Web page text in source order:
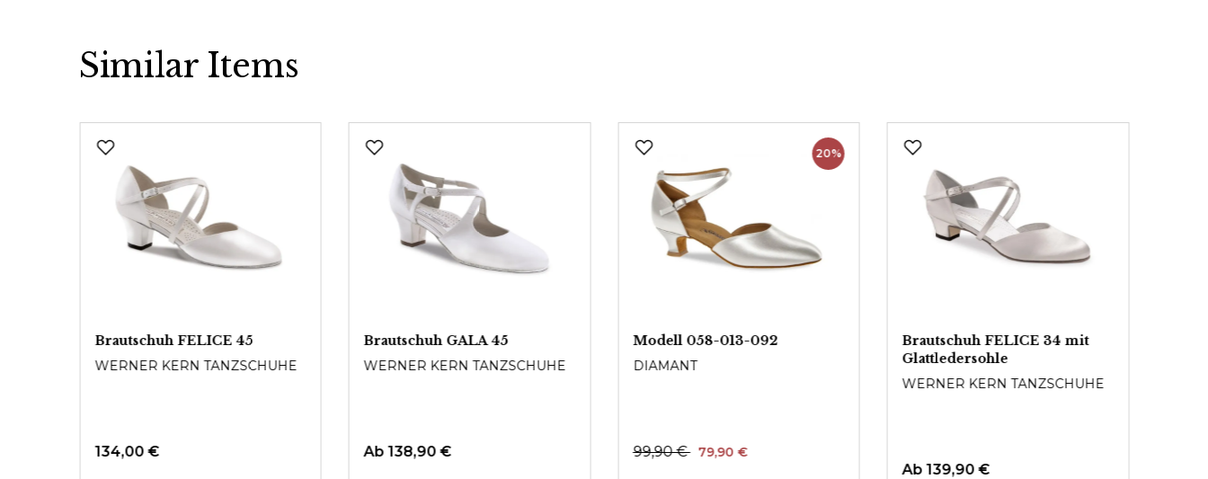
Similar Items
Brautschuh FELICE 45
WERNER KERN TANZSCHUHE
134,00 €
Brautschuh GALA 45
WERNER KERN TANZSCHUHE
Ab138,90 €
20%
Modell 058-013-092
DIAMANT
99,90 € 79,90 €
Brautschuh FELICE 34 mit
Glattledersohle
WERNER KERN TANZSCHUHE
Ab139,90 €